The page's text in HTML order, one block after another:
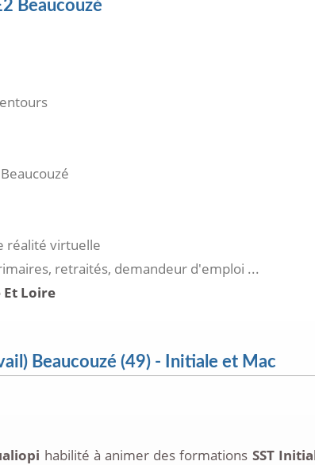
Beaucouzé
réalité virtuelle
retraités, demandeur d'emploi ...
Et Loire
Beaucouzé (49) - Initiale et Mac
habilité à animer des formations SST